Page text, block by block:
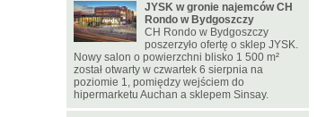
JYSK w gronie najemców CH
Rondo w Bydgoszczy
CH Rondo w Bydgoszczy
poszerzyło ofertę o sklep JYSK.
Nowy salon o powierzchni blisko 1 500 m²
został otwarty w czwartek 6 sierpnia na
poziomie 1, pomiędzy wejściem do
hipermarketu Auchan a sklepem Sinsay.